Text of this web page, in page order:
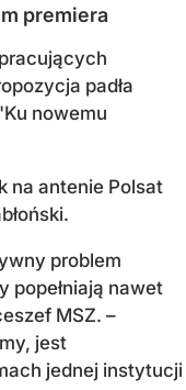
premiera
padła
nowemu
na antenie Polsat
problem
popełniają nawet
MSZ. –
jest
jednej instytucji